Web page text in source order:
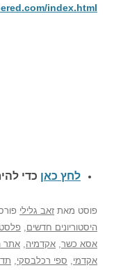
index.html
לחץ כאן כדי
פוסט מאת זאב גלילי
היסטוריונים חדשים,
אסא כשר, אקדמיה, אתר
אקדמי, ספי רכלבסקי,